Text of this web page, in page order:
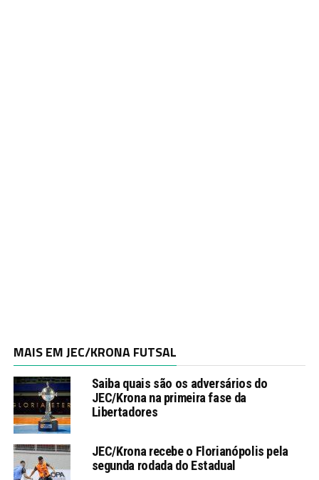
MAIS EM JEC/KRONA FUTSAL
Saiba quais são os adversários do
JEC/Krona na primeira fase da
Libertadores
JEC/Krona recebe o Florianópolis pela
segunda rodada do Estadual